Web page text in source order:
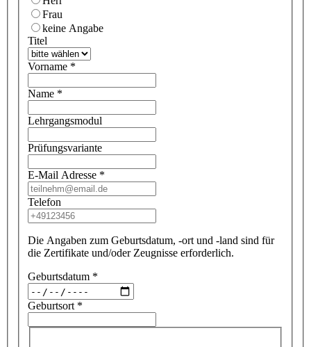
Frau
keine Angabe
Titel
Vorname *
Name *
Lehrgangsmodul
Prüfungsvariante
E-Mail Adresse *
Telefon
Die Angaben zum Geburtsdatum, -ort und -land sind für
die Zertifikate und/oder Zeugnisse erforderlich.
Geburtsdatum *
Geburtsort *